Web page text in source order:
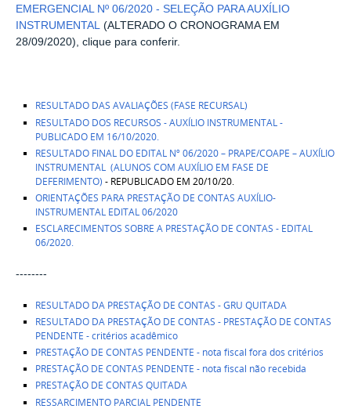
EMERGENCIAL Nº 06/2020 - SELEÇÃO PARA AUXÍLIO
INSTRUMENTAL (ALTERADO O CRONOGRAMA EM
28/09/2020), clique para conferir.
RESULTADO DAS AVALIAÇÕES (FASE RECURSAL)
RESULTADO DOS RECURSOS - AUXÍLIO INSTRUMENTAL -
PUBLICADO EM 16/10/2020.
RESULTADO FINAL DO EDITAL Nº 06/2020 – PRAPE/COAPE – AUXÍLIO
INSTRUMENTAL(ALUNOS COM AUXÍLIO EM FASE DE
DEFERIMENTO) - REPUBLICADO EM 20/10/20.
ORIENTAÇÕES PARA PRESTAÇÃO DE CONTAS AUXÍLIO-
INSTRUMENTAL EDITAL 06/2020
ESCLARECIMENTOS SOBRE A PRESTAÇÃO DE CONTAS - EDITAL
06/2020.
--------
RESULTADO DA PRESTAÇÃO DE CONTAS - GRU QUITADA
RESULTADO DA PRESTAÇÃO DE CONTAS - PRESTAÇÃO DE CONTAS
PENDENTE - critérios acadêmico
PRESTAÇÃO DE CONTAS PENDENTE - nota fiscal fora dos critérios
PRESTAÇÃO DE CONTAS PENDENTE - nota fiscal não recebida
PRESTAÇÃO DE CONTAS QUITADA
RESSARCIMENTO PARCIAL PENDENTE